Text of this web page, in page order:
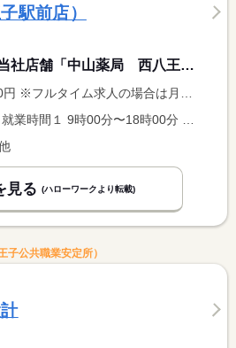
駅前店）
東京都八王子市 / 当社店舗「中山薬局 西八王子駅前店」
は月額（換算額）、パート求人の場合は時間額を表示しています。
見る (ハローワークより転載)
子公共職業安定所）